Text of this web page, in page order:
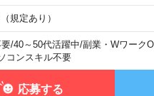
規定あり）
/40～50代活躍中/副業・Wワーク
コンスキル不要
応募する